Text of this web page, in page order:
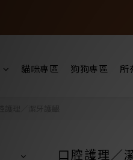
貓咪專區 狗狗專區 所
口腔護理／